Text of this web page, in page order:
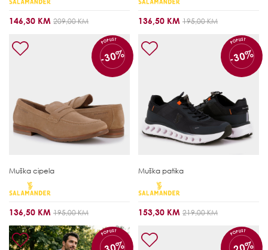
146,30 KM 209,00 KM 136,50 KM 195,00 KM
POPUST
-30%
Muška cipela
136,50 KM 195,00 KM
POPUST
-30%
Muška patika
153,30 KM 219,00 KM
POPUST POPUST